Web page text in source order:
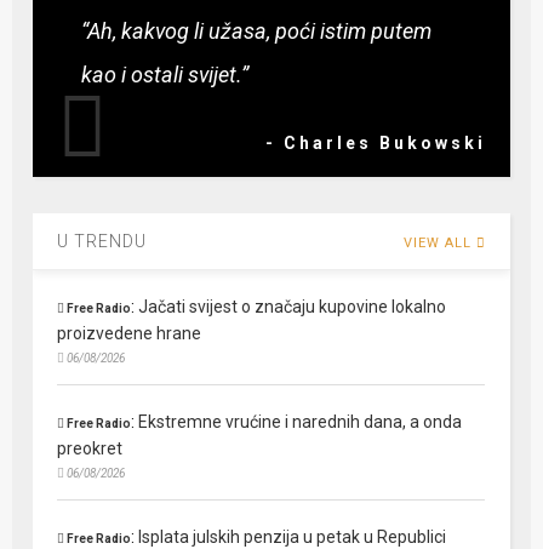
“Ah, kakvog li užasa, poći istim putem
kao i ostali svijet.”
- Charles Bukowski
U TRENDU VIEW ALL
Free Radio:Jačati svijest o značaju kupovine lokalno
proizvedene hrane
06/08/2026
Free Radio: Ekstremne vrućine i narednih dana, a onda
preokret
06/08/2026
Free Radio: Isplata julskih penzija u petak u Republici